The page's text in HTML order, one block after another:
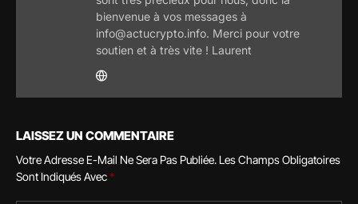
bienvenue à vos messages à
info@actucrypto.info. Merci pour votre
soutien et à très vite ! Laurent
LAISSEZ UN COMMENTAIRE
Votre Adresse E-Mail Ne Sera Pas Publiée. Les Champs Obligatoires
Sont Indiqués Avec*